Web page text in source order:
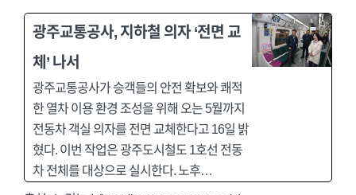
광주교통공사, 지하철 의자 ‘전면 교
체’ 나서
광주교통공사가 승객들의 안전 확보와 쾌적
한 열차 이용 환경 조성을 위해 오는 5월까지
전동차 객실 의자를 전면 교체한다고 16일 밝
혔다. 이번 작업은 광주도시철도 1호선 전동
차 전체를 대상으로 실시한다. 노후…